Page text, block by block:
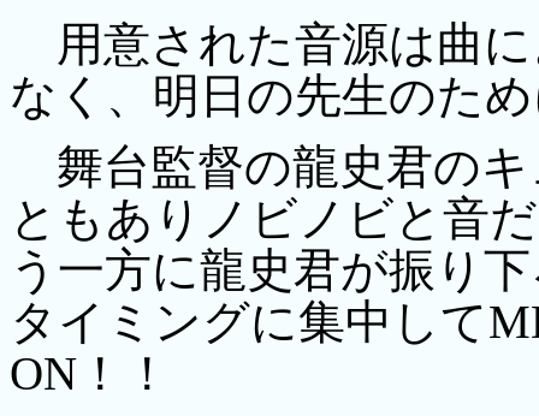
用意された音源は曲
なく、明日の先生のた
舞台監督の龍史君の
ともありノビノビと音
う一方に龍史君が振り
タイミングに集中して
ON！！